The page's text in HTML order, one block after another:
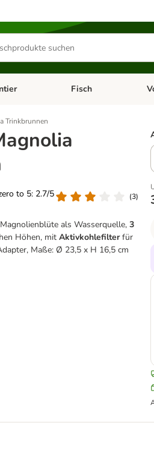
Menü öffnen: Hundefutter & Zubehör
Kategorie-Menü öffnen:
Fisch
Trinkbrunnen
to 5: 2.7/5
(3)
als Wasserquelle,3
Höhen, mitAktivkohlefilterfür
Maße: Ø 23,5 x H 16,5 cm